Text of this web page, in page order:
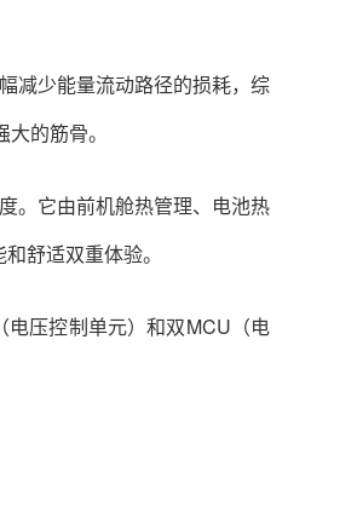
减少能量流动路径的损耗，综
的筋骨。
。它由前机舱热管理、电池热
舒适双重体验。
压控制单元）和双MCU（电